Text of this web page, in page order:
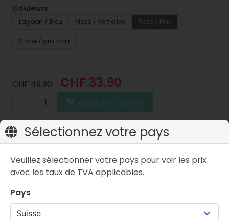
Couleurs
Lagoon / Bleu Moss / Vert olive Rose / Pink
Stone / gris clair
CHF 49.90 CHF 33.90
Ajouter au panier
Prix incluant la TVA
Description de l'article
Sélectionnez votre pays
Veuillez sélectionner votre pays pour voir les prix
avec les taux de TVA applicables.
Pays